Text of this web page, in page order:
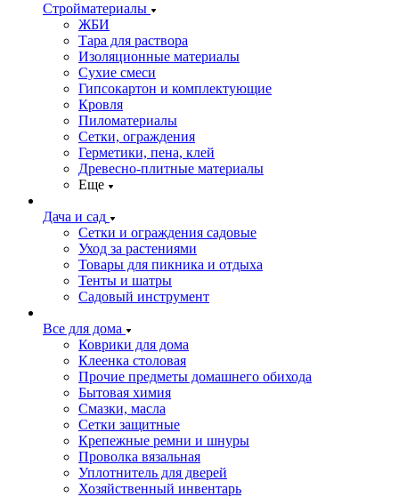
Стройматериалы
ЖБИ
Тара для раствора
Изоляционные материалы
Сухие смеси
Гипсокартон и комплектующие
Кровля
Пиломатериалы
Сетки, ограждения
Герметики, пена, клей
Древесно-плитные материалы
Еще
Дача и сад
Сетки и ограждения садовые
Уход за растениями
Товары для пикника и отдыха
Тенты и шатры
Садовый инструмент
Все для дома
Коврики для дома
Клеенка столовая
Прочие предметы домашнего обихода
Бытовая химия
Смазки, масла
Сетки защитные
Крепежные ремни и шнуры
Проволка вязальная
Уплотнитель для дверей
Хозяйственный инвентарь